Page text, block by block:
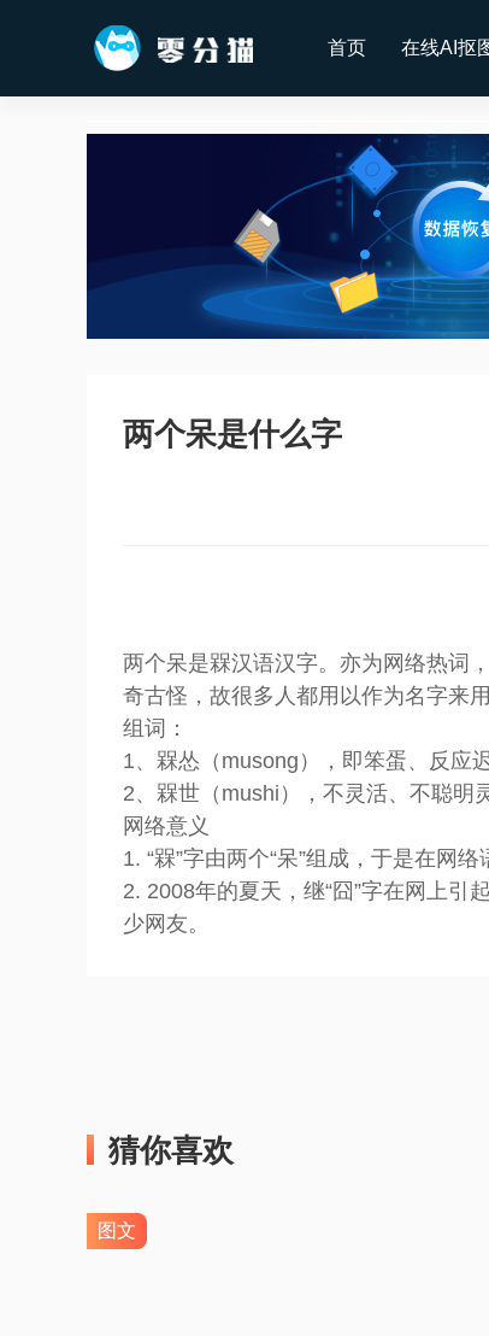
首页 在线AI抠
两个呆是什么字
两个呆是槑汉语汉字。亦为网络热词
奇古怪，故很多人都用以作为名字来
组词：
1、槑怂（musong），即笨蛋、反应
2、槑世（mushi），不灵活、不聪明
网络意义
1. “槑”字由两个“呆”组成，于是在网
2. 2008年的夏天，继“囧”字在网上引
少网友。
猜你喜欢
图文